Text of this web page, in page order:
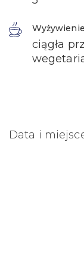
ciągła
Data i